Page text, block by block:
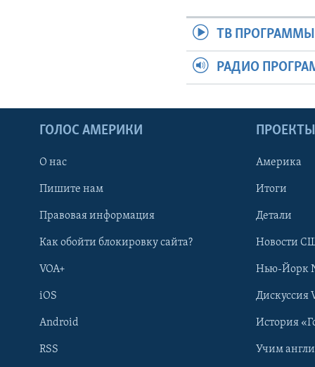
ТВ ПРОГРАММЫ
РАДИО
ГОЛОС АМЕРИКИ
О нас
Пишите нам
Правовая информация
Как обойти блокировку сайта?
VOA+
iOS
Android
RSS
ПРОЕКТЫ
Америка
Итоги
Детали
Новости
Нью-Йорк
Дискуссия
История
Учим